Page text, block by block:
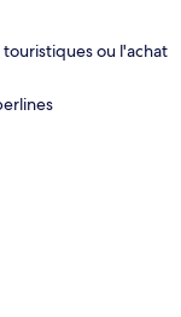
touristiques ou l'achat